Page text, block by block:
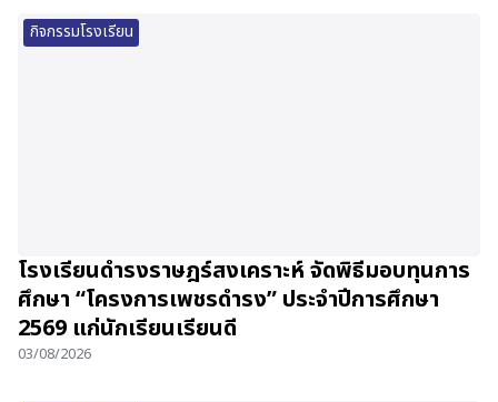
กิจกรรมโรงเรียน
โรงเรียนดำรงราษฎร์สงเคราะห์ จัดพิธีมอบทุนการ
ศึกษา “โครงการเพชรดำรง” ประจำปีการศึกษา
2569 แก่นักเรียนเรียนดี
03/08/2026